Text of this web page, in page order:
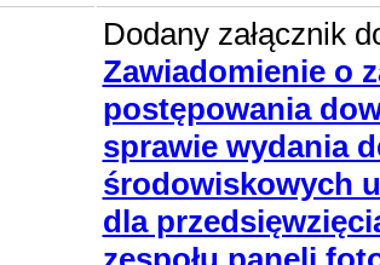
Dodany załącznik
Zawiadomienie o
postępowania
sprawie wydania
środowiskowych
dla